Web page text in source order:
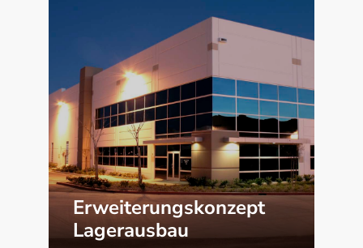
Erweiterungskonzept
Lagerausbau